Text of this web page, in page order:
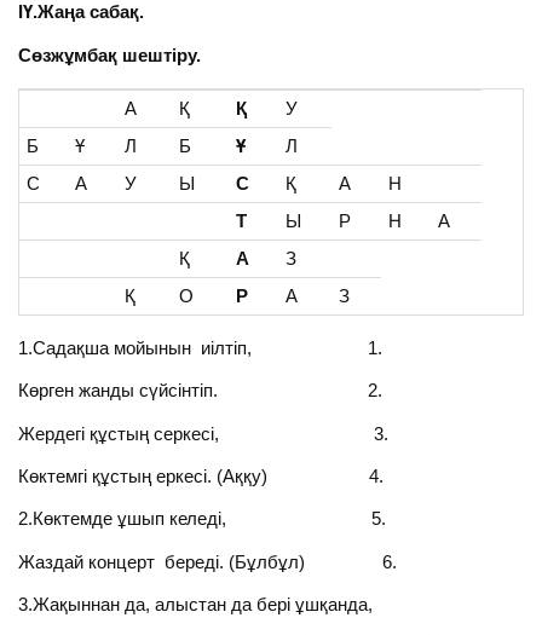
ІҮ.Жаңа сабақ.
Сөзжұмбақ шештіру.
А Қ Қ
У
Б
Ұ Л Б Ұ
Л
С
А У Ы С Қ А
Н
Т
Ы Р Н
А
Қ
А
З
Қ
О Р А З
1.Садақша мойынын иілтіп, 1.
Көрген жанды сүйсінтіп. 2.
Жердегі құстың серкесі, 3.
Көктемгі құстың еркесі. (Аққу) 4.
2.Көктемде ұшып келеді, 5.
Жаздай концерт береді. (Бұлбұл) 6.
3.Жақыннан да, алыстан да бері ұшқанда,